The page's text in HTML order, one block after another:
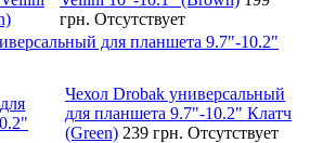
грн. Отсутствует
для планшета 9.7"-10.2"
Чехол Drobak универсальный
для планшета 9.7"-10.2" Клатч
(Green) 239 грн. Отсутствует